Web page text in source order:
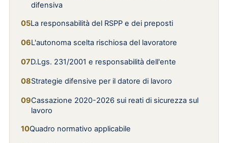
difensiva
La responsabilità del RSPP e dei preposti
L'autonoma scelta rischiosa del lavoratore
D.Lgs. 231/2001 e responsabilità dell'ente
Strategie difensive per il datore di lavoro
Cassazione 2020-2026 sui reati di sicurezza sul
lavoro
Quadro normativo applicabile